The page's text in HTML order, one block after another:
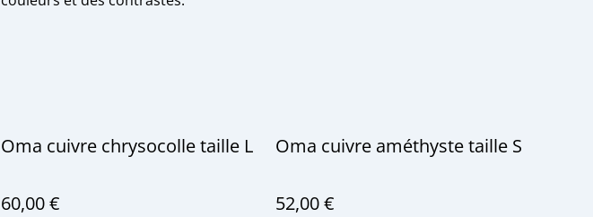
Oma cuivre chrysocolle taille L
60,00 €
Oma cuivre améthyste taille S
52,00 €